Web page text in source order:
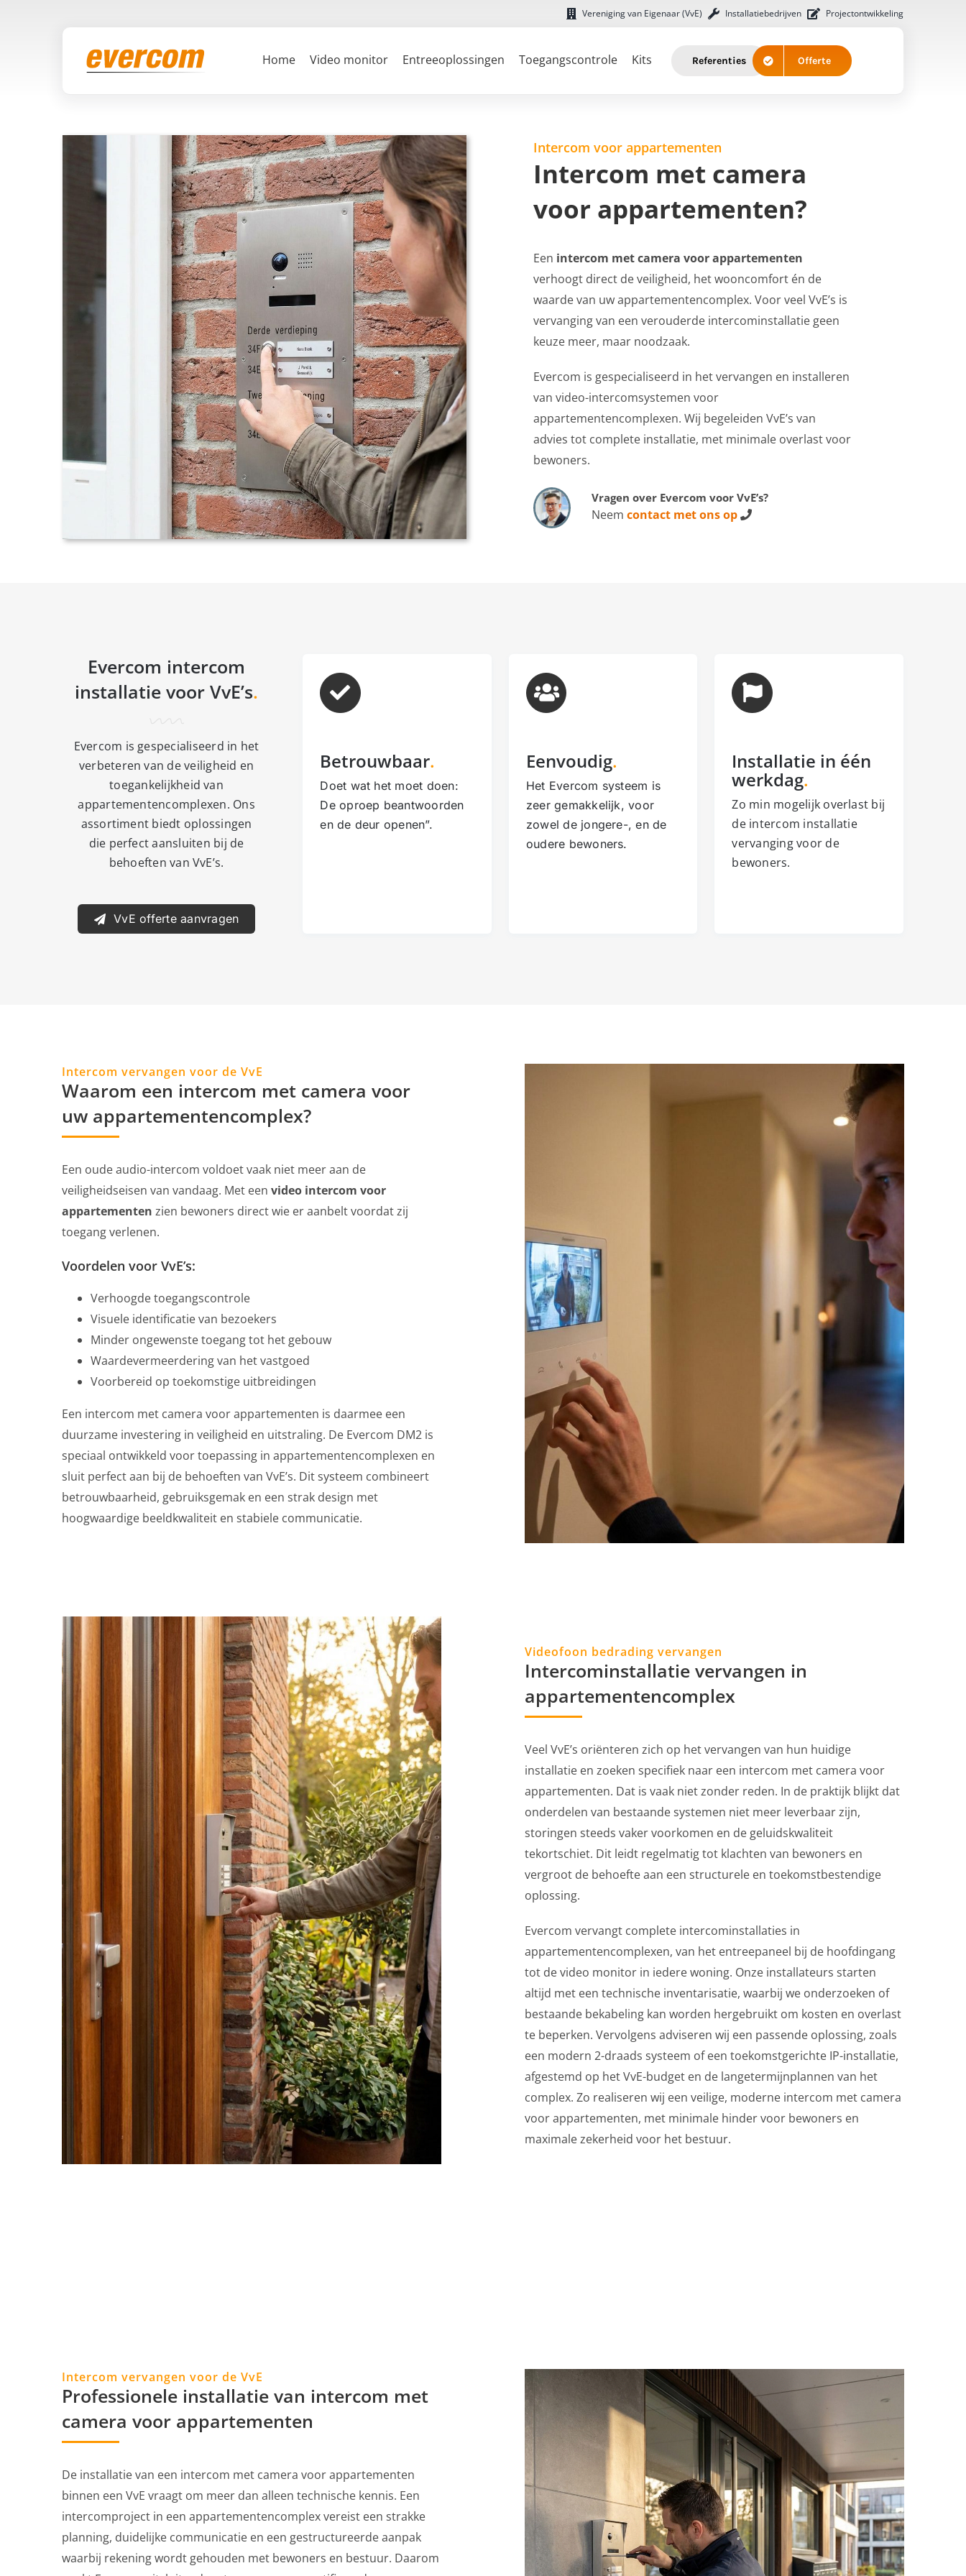
Vereniging van Eigenaar (VvE) Installatiebedrijven Projectontwikkeling
Home Video monitor Entreeoplossingen Toegangscontrole Kits Referenties Offerte
Intercom voor appartementen
Intercom met camera
voor appartementen?
Een intercom met camera voor appartementen
verhoogt direct de veiligheid, het wooncomfort én de
waarde van uw appartementencomplex. Voor veel VvE’s is
vervanging van een verouderde intercominstallatie geen
keuze meer, maar noodzaak.
Evercom is gespecialiseerd in het vervangen en installeren
van video-intercomsystemen voor
appartementencomplexen. Wij begeleiden VvE’s van
advies tot complete installatie, met minimale overlast voor
bewoners.
Vragen over Evercom voor VvE’s?
Neem contact met ons op
Evercom intercom
installatie voor VvE’s.
Evercom is gespecialiseerd in het
verbeteren van de veiligheid en
toegankelijkheid van
appartementencomplexen. Ons
assortiment biedt oplossingen
die perfect aansluiten bij de
behoeften van VvE’s.
VvE offerte aanvragen
Betrouwbaar.
Doet wat het moet doen:
De oproep beantwoorden
en de deur openen”.
Eenvoudig.
Het Evercom systeem is
zeer gemakkelijk, voor
zowel de jongere-, en de
oudere bewoners.
Installatie in één
werkdag.
Zo min mogelijk overlast bij
de intercom installatie
vervanging voor de
bewoners.
Intercom vervangen voor de VvE
Waarom een intercom met camera voor
uw appartementencomplex?
Een oude audio-intercom voldoet vaak niet meer aan de
veiligheidseisen van vandaag. Met eenvideo intercom voor
appartementen zien bewoners direct wie er aanbelt voordat zij
toegang verlenen.
Voordelen voor VvE’s:
Verhoogde toegangscontrole
Visuele identificatie van bezoekers
Minder ongewenste toegang tot het gebouw
Waardevermeerdering van het vastgoed
Voorbereid op toekomstige uitbreidingen
Een intercom met camera voor appartementen is daarmee een
duurzame investering in veiligheid en uitstraling. De Evercom DM2 is
speciaal ontwikkeld voor toepassing in appartementencomplexen en
sluit perfect aan bij de behoeften van VvE’s. Dit systeem combineert
betrouwbaarheid, gebruiksgemak en een strak design met
hoogwaardige beeldkwaliteit en stabiele communicatie.
Videofoon bedrading vervangen
Intercominstallatie vervangen in
appartementencomplex
Veel VvE’s oriënteren zich op het vervangen van hun huidige
installatie en zoeken specifiek naar een intercom met camera voor
appartementen. Dat is vaak niet zonder reden. In de praktijk blijkt dat
onderdelen van bestaande systemen niet meer leverbaar zijn,
storingen steeds vaker voorkomen en de geluidskwaliteit
tekortschiet. Dit leidt regelmatig tot klachten van bewoners en
vergroot de behoefte aan een structurele en toekomstbestendige
oplossing.
Evercom vervangt complete intercominstallaties in
appartementencomplexen, van het entreepaneel bij de hoofdingang
tot de video monitor in iedere woning. Onze installateurs starten
altijd met een technische inventarisatie, waarbij we onderzoeken of
bestaande bekabeling kan worden hergebruikt om kosten en overlast
te beperken. Vervolgens adviseren wij een passende oplossing, zoals
een modern 2-draads systeem of een toekomstgerichte IP-installatie,
afgestemd op het VvE-budget en de langetermijnplannen van het
complex. Zo realiseren wij een veilige, moderne intercom met camera
voor appartementen, met minimale hinder voor bewoners en
maximale zekerheid voor het bestuur.
Intercom vervangen voor de VvE
Professionele installatie van intercom met
camera voor appartementen
De installatie van een intercom met camera voor appartementen
binnen een VvE vraagt om meer dan alleen technische kennis. Een
intercomproject in een appartementencomplex vereist een strakke
planning, duidelijke communicatie en een gestructureerde aanpak
waarbij rekening wordt gehouden met bewoners en bestuur. Daarom